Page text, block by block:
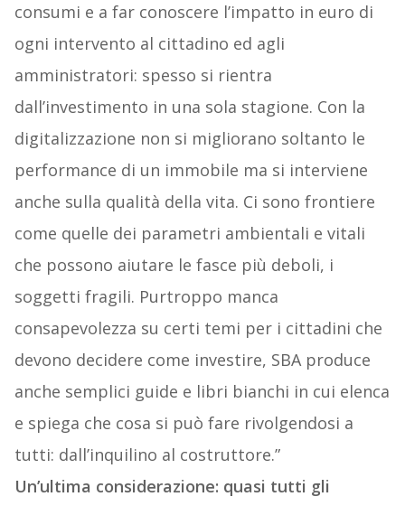
consumi e a far conoscere l’impatto in euro di
ogni intervento al cittadino ed agli
amministratori: spesso si rientra
dall’investimento in una sola stagione. Con la
digitalizzazione non si migliorano soltanto le
performance di un immobile ma si interviene
anche sulla qualità della vita. Ci sono frontiere
come quelle dei parametri ambientali e vitali
che possono aiutare le fasce più deboli, i
soggetti fragili. Purtroppo manca
consapevolezza su certi temi per i cittadini che
devono decidere come investire, SBA produce
anche semplici guide e libri bianchi in cui elenca
e spiega che cosa si può fare rivolgendosi a
tutti: dall’inquilino al costruttore.”
Un’ultima considerazione: quasi tutti gli